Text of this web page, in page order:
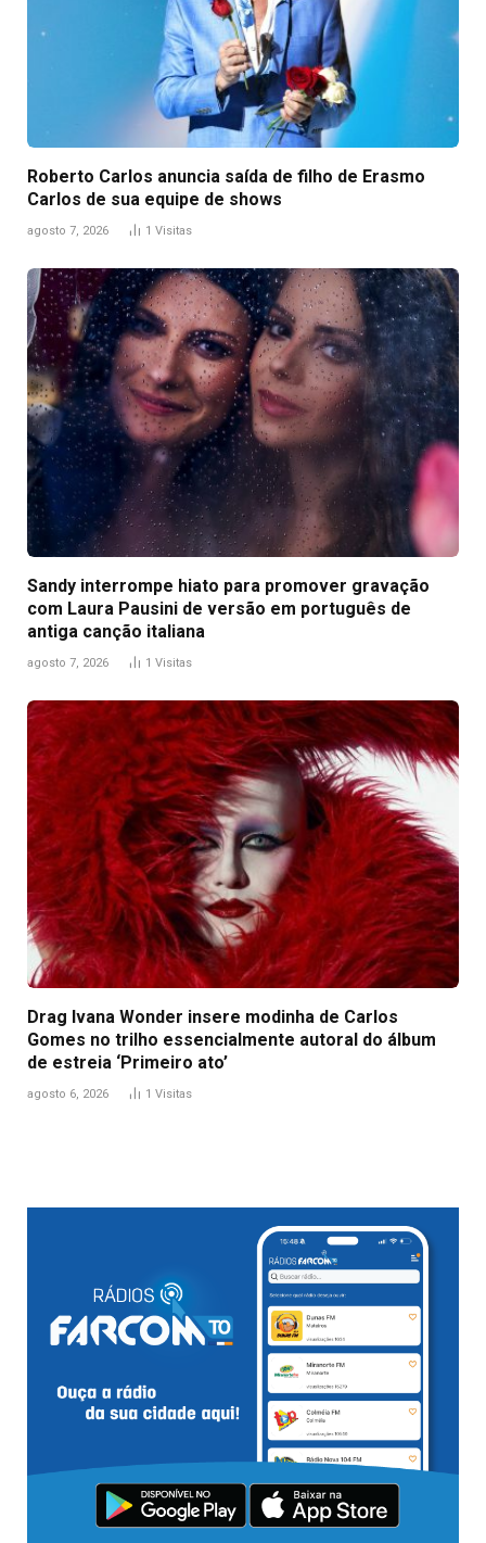
Roberto Carlos anuncia saída de filho de Erasmo
Carlos de sua equipe de shows
agosto 7, 2026 1 Visitas
Sandy interrompe hiato para promover gravação
com Laura Pausini de versão em português de
antiga canção italiana
agosto 7, 2026 1 Visitas
Drag Ivana Wonder insere modinha de Carlos
Gomes no trilho essencialmente autoral do álbum
de estreia ‘Primeiro ato’
agosto 6, 2026 1 Visitas